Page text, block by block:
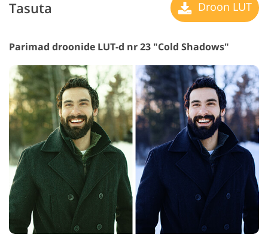
Tasuta Droon LUT
Parimad droonide LUT-d nr 23 "Cold Shadows"